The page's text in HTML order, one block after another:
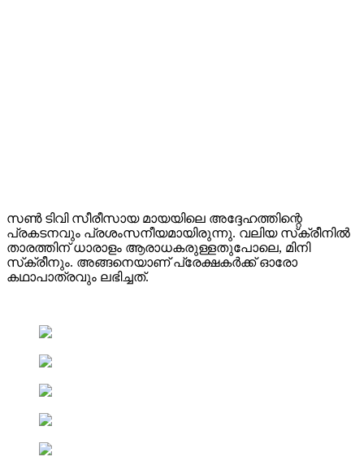
സൺ ടിവി സീരീസായ മായയിലെ അദ്ദേഹത്തിന്റെ
പ്രകടനവും പ്രശംസനീയമായിരുന്നു. വലിയ സ്‌ക്രീനിൽ
താരത്തിന് ധാരാളം ആരാധകരുള്ളതുപോലെ, മിനി
സ്‌ക്രീനും. അങ്ങനെയാണ് പ്രേക്ഷകർക്ക് ഓരോ
കഥാപാത്രവും ലഭിച്ചത്.